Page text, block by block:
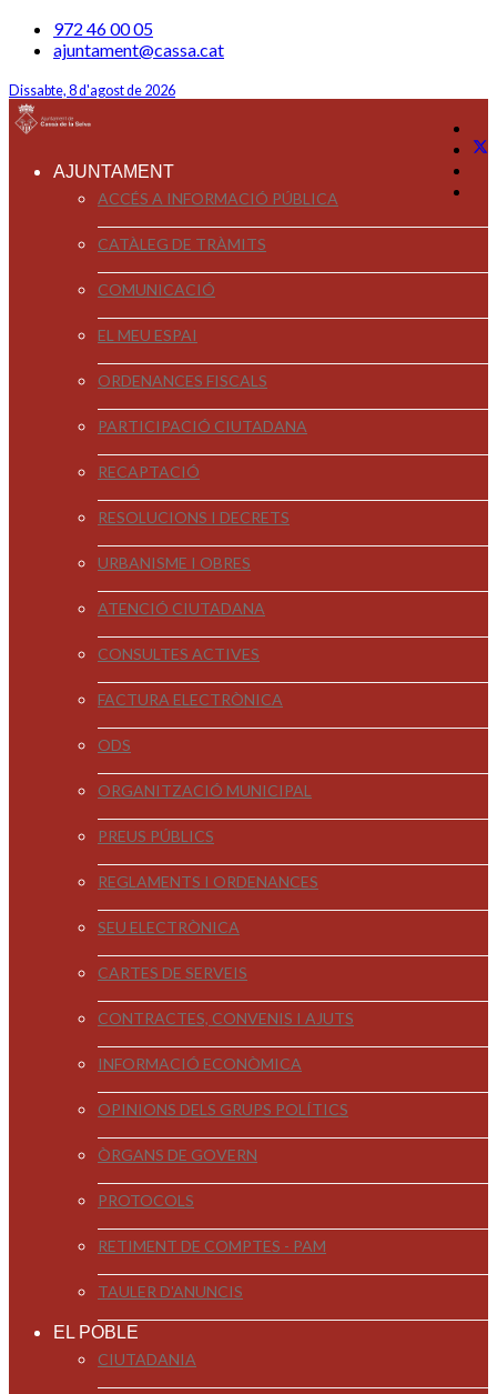
972 46 00 05
ajuntament@cassa.cat
Dissabte, 8 d'agost de 2026
AJUNTAMENT
ACCÉS A INFORMACIÓ PÚBLICA
CATÀLEG DE TRÀMITS
COMUNICACIÓ
EL MEU ESPAI
ORDENANCES FISCALS
PARTICIPACIÓ CIUTADANA
RECAPTACIÓ
RESOLUCIONS I DECRETS
URBANISME I OBRES
ATENCIÓ CIUTADANA
CONSULTES ACTIVES
FACTURA ELECTRÒNICA
ODS
ORGANITZACIÓ MUNICIPAL
PREUS PÚBLICS
REGLAMENTS I ORDENANCES
SEU ELECTRÒNICA
CARTES DE SERVEIS
CONTRACTES, CONVENIS I AJUTS
INFORMACIÓ ECONÒMICA
OPINIONS DELS GRUPS POLÍTICS
ÒRGANS DE GOVERN
PROTOCOLS
RETIMENT DE COMPTES - PAM
TAULER D'ANUNCIS
EL POBLE
CIUTADANIA